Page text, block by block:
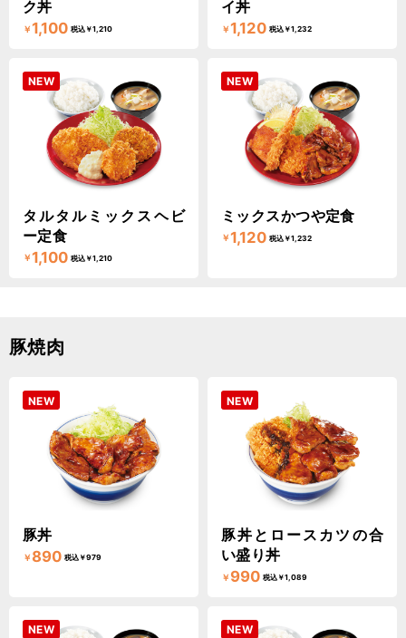
ク丼
￥1,100 税込￥1,210
イ丼
￥1,120 税込￥1,232
NEW
タルタルミックスヘビ
ー定食
￥1,100 税込￥1,210
NEW
ミックスかつや定食
￥1,120 税込￥1,232
豚焼肉
NEW
豚丼
￥890 税込￥979
NEW
豚丼とロースカツの合
い盛り丼
￥ 990 税込￥1,089
NEW NEW